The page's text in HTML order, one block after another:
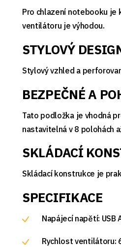
Pro chlazení notebooku je
ventilátoru je výhodou.
STYLOVÝ
Stylový vzhled a
BEZPEČNÉ A
Tato podložka je vhodná
nastavitelná v 8 polohách
SKLÁDACÍ
Skládací konstrukce je
SPECIFIKACE
Napájecí napětí: USB
Rychlost ventilátoru: